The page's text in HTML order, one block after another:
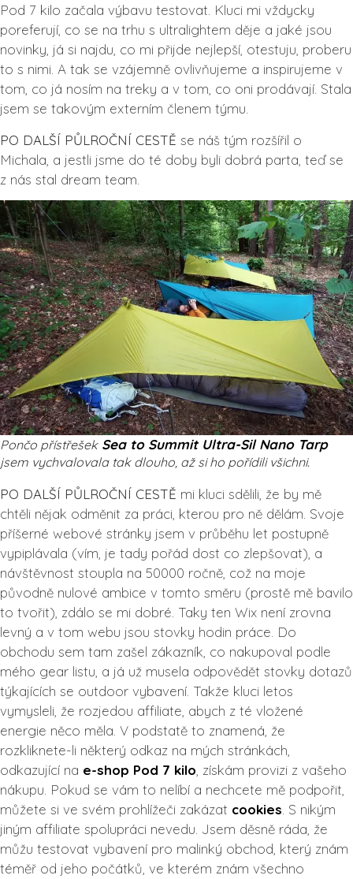
Pod 7 kilo začala výbavu testovat. Kluci mi vždycky
poreferují, co se na trhu s ultralightem děje a jaké jsou
novinky, já si najdu, co mi přijde nejlepší, otestuju, proberu
to s nimi. A tak se vzájemně ovlivňujeme a inspirujeme v
tom, co já nosím na treky a v tom, co oni prodávají. Stala
jsem se takovým externím členem týmu.
PO DALŠÍ PŮLROČNÍ CESTĚ se náš tým rozšířil o
Michala, a jestli jsme do té doby byli dobrá parta, teď se
z nás stal dream team.
Pončo přístřešek Sea to Summit Ultra-Sil Nano Tarp
jsem vychvalovala tak dlouho, až si ho pořídili všichni.
PO DALŠÍ PŮLROČNÍ CESTĚ mi kluci sdělili, že by mě
chtěli nějak odměnit za práci, kterou pro ně dělám. Svoje
příšerné webové stránky jsem v průběhu let postupně
vypiplávala (vím, je tady pořád dost co zlepšovat), a
návštěvnost stoupla na 50000 ročně, což na moje
původně nulové ambice v tomto směru (prostě mě bavilo
to tvořit), zdálo se mi dobré. Taky ten Wix není zrovna
levný a v tom webu jsou stovky hodin práce. Do
obchodu sem tam zašel zákazník, co nakupoval podle
mého gear listu, a já už musela odpovědět stovky dotazů
týkajících se outdoor vybavení. Takže kluci letos
vymysleli, že rozjedou affiliate, abych z té vložené
energie něco měla. V podstatě to znamená, že
rozkliknete-li některý odkaz na mých stránkách,
odkazující na e-shop Pod 7 kilo , získám provizi z vašeho
nákupu. Pokud se vám to nelíbí a nechcete mě podpořit,
můžete si ve svém prohlížeči zakázat cookies . S nikým
jiným affiliate spolupráci nevedu. Jsem děsně ráda, že
můžu testovat vybavení pro malinký obchod, který znám
téměř od jeho počátků, ve kterém znám všechno